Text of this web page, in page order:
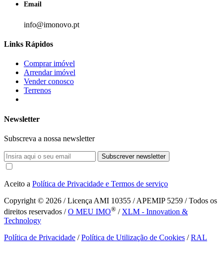
Email
info@imonovo.pt
Links Rápidos
Comprar imóvel
Arrendar imóvel
Vender conosco
Terrenos
Newsletter
Subscreva a nossa newsletter
Subscrever newsletter
Aceito a Política de Privacidade e Termos de serviço
Copyright © 2026 / Licença AMI 10355 / APEMIP 5259 / Todos os
direitos reservados /O MEU IMO® / XLM - Innovation &
Technology
Política de Privacidade /Política de Utilização de Cookies /RAL